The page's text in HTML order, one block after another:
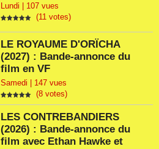
Lundi | 107 vues
(11 votes)
LE ROYAUME D'ORÏCHA
(2027) : Bande-annonce du
film en VF
Samedi | 147 vues
(8 votes)
LES CONTREBANDIERS
(2026) : Bande-annonce du
film avec Ethan Hawke et